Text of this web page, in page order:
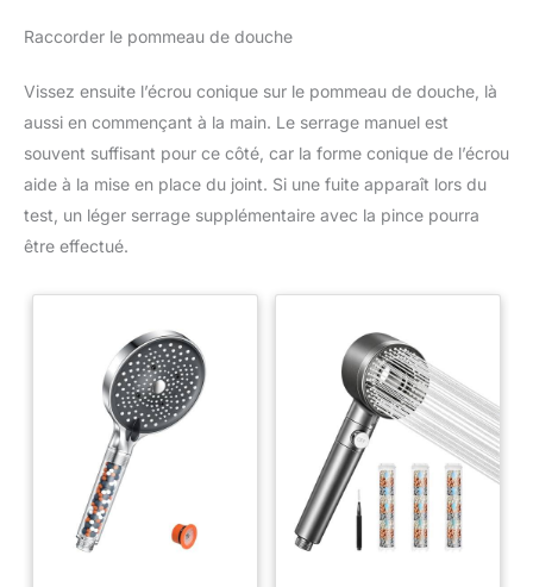
Raccorder le pommeau de douche
Vissez ensuite l’écrou conique sur le pommeau de douche, là
aussi en commençant à la main. Le serrage manuel est
souvent suffisant pour ce côté, car la forme conique de l’écrou
aide à la mise en place du joint. Si une fuite apparaît lors du
test, un léger serrage supplémentaire avec la pince pourra
être effectué.